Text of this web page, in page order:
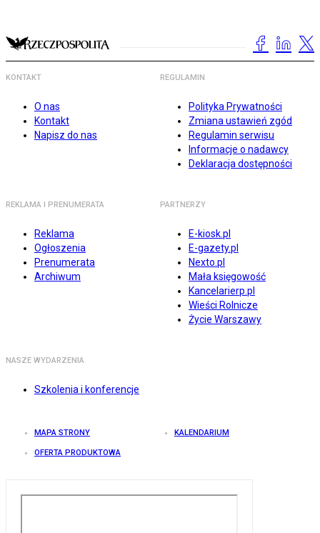
KONTAKT
O nas
Kontakt
Napisz do nas
REGULAMIN
Polityka Prywatności
Zmiana ustawień zgód
Regulamin serwisu
Informacje o nadawcy
Deklaracja dostępności
REKLAMA I PRENUMERATA
Reklama
Ogłoszenia
Prenumerata
Archiwum
PARTNERZY
E-kiosk.pl
E-gazety.pl
Nexto.pl
Mała księgowość
Kancelarierp.pl
Wieści Rolnicze
Życie Warszawy
NASZE WYDARZENIA
Szkolenia i konferencje
MAPA STRONY KALENDARIUM
OFERTA PRODUKTOWA